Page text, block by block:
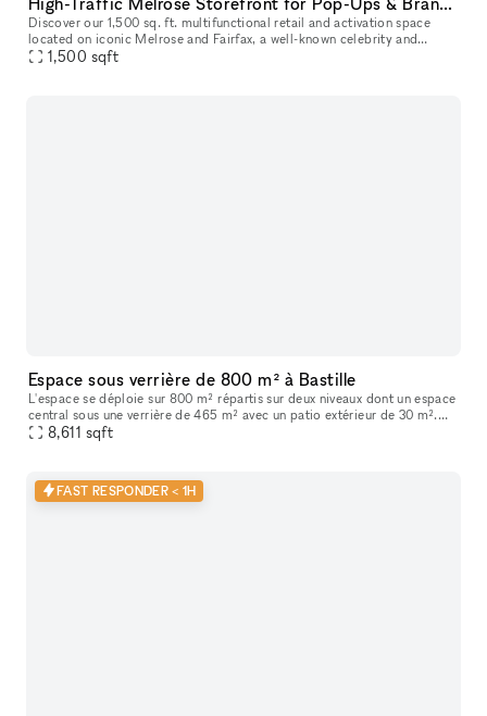
Discover our 1,500 sq. ft. multifunctional retail and activation space
located on iconic Melrose and Fairfax, a well-known celebrity and
1,500 sqft
Espace sous verrière de 800 m² à Bastille
L'espace se déploie sur 800 m² répartis sur deux niveaux dont un espace
central sous une verrière de 465 m² avec un patio extérieur de 30 m².
Vous trouverez en pièce jointe une présentation détaillée
8,611 sqft
FAST RESPONDER < 1H